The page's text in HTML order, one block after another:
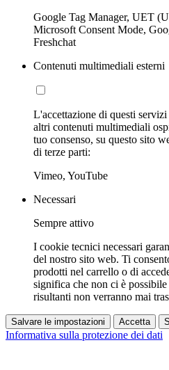
Google Tag Manager, UET
Microsoft Consent Mode,
Freshchat
Contenuti multimediali esterni
L'accettazione di questi
altri contenuti multimediali
tuo consenso, su questo sito
di terze parti:
Vimeo, YouTube
Necessari
Sempre attivo
I cookie tecnici necessari
del nostro sito web. Ti
prodotti nel carrello o di
significa che non ci è
risultanti non verranno mai
Salvare le impostazioni Accetta
Informativa sulla protezione dei dati